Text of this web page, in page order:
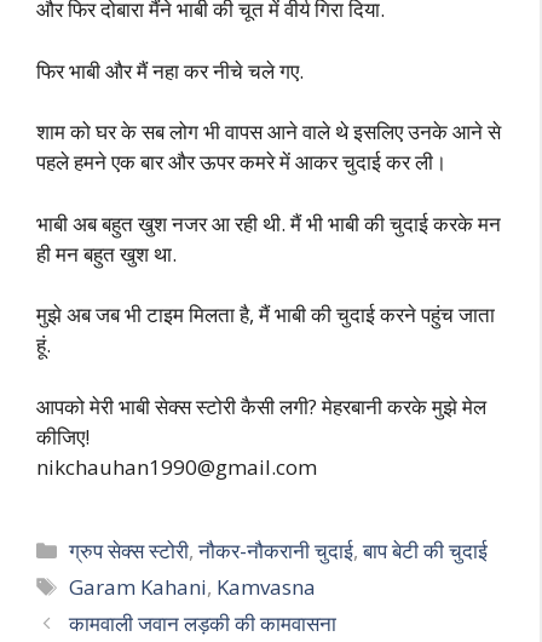
और फिर दोबारा मैंने भाबी की चूत में वीर्य गिरा दिया.
फिर भाबी और मैं नहा कर नीचे चले गए.
शाम को घर के सब लोग भी वापस आने वाले थे इसलिए उनके आने से
पहले हमने एक बार और ऊपर कमरे में आकर चुदाई कर ली।
भाबी अब बहुत खुश नजर आ रही थी. मैं भी भाबी की चुदाई करके मन
ही मन बहुत खुश था.
मुझे अब जब भी टाइम मिलता है, मैं भाबी की चुदाई करने पहुंच जाता
हूं.
आपको मेरी भाबी सेक्स स्टोरी कैसी लगी? मेहरबानी करके मुझे मेल
कीजिए!
nikchauhan1990@gmail.com
Categories
ग्रुप सेक्स स्टोरी,नौकर-नौकरानी चुदाई,बाप बेटी की चुदाई
Tags
Garam Kahani, Kamvasna
कामवाली जवान लड़की की कामवासना